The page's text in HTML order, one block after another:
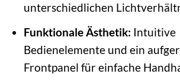
unterschiedlichen
Funktionale Ästhetik: Intuitive
Bedienelemente und ein
Frontpanel für einfache